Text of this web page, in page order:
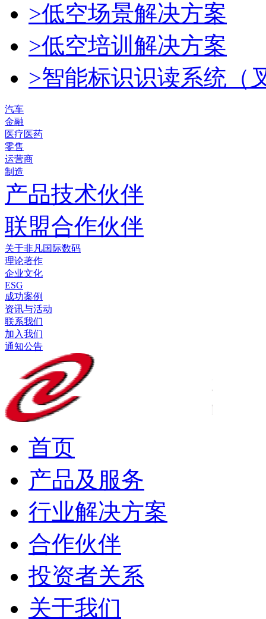
>低空场景解决方案
>低空培训解决方案
>智能标识识读系统（
汽车
金融
医疗医药
零售
运营商
制造
产品技术伙伴
联盟合作伙伴
关于非凡国际数码
理论著作
企业文化
ESG
成功案例
资讯与活动
联系我们
加入我们
通知公告
首页
产品及服务
行业解决方案
合作伙伴
投资者关系
关于我们